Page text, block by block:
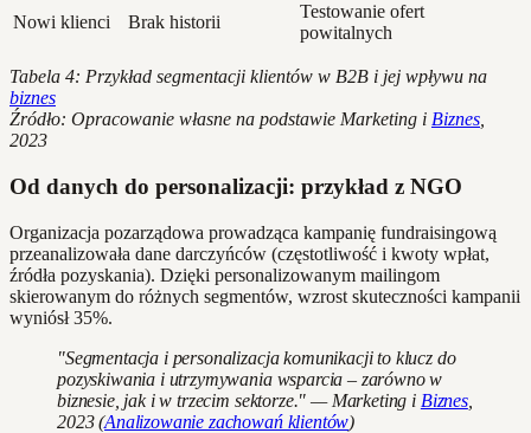
Nowi klienci
Brak historii
Testowanie ofert
powitalnych
Tabela 4: Przykład segmentacji klientów w B2B i jej wpływu na
biznes
Źródło: Opracowanie własne na podstawie Marketing i Biznes,
2023
Od danych do personalizacji: przykład z NGO
Organizacja pozarządowa prowadząca kampanię fundraisingową
przeanalizowała dane darczyńców (częstotliwość i kwoty wpłat,
źródła pozyskania). Dzięki personalizowanym mailingom
skierowanym do różnych segmentów, wzrost skuteczności kampanii
wyniósł 35%.
"Segmentacja i personalizacja komunikacji to klucz do
pozyskiwania i utrzymywania wsparcia – zarówno w
biznesie, jak i w trzecim sektorze." — Marketing i Biznes,
2023 (Analizowanie zachowań klientów)